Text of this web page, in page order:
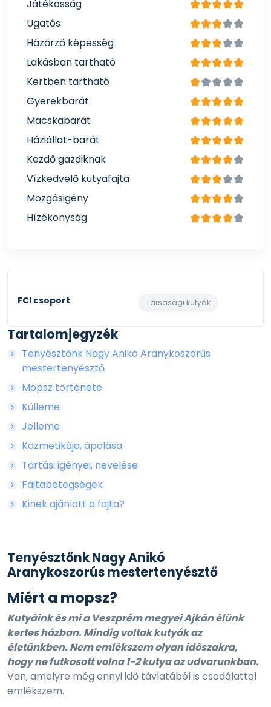
Játékosság
Ugatós
Házőrző képesség
Lakásban tartható
Kertben tartható
Gyerekbarát
Macskabarát
Háziállat-barát
Kezdő gazdiknak
Vízkedvelő kutyafajta
Mozgásigény
Hízékonyság
FCI csoport Társasági kutyák
Tartalomjegyzék
Tenyésztőnk Nagy Anikó Aranykoszorús
mestertenyésztő
Mopsz története
Külleme
Jelleme
Kozmetikája, ápolása
Tartási igényei, nevelése
Fajtabetegségek
Kinek ajánlott a fajta?
Tenyésztőnk Nagy Anikó
Aranykoszorús mestertenyésztő
Miért a mopsz?
Kutyáink és mi a Veszprém megyei Ajkán élünk
kertes házban. Mindig voltak kutyák az
életünkben. Nem emlékszem olyan időszakra,
hogy ne futkosott volna 1-2 kutya az udvarunkban.
Van, amelyre még ennyi idő távlatából is csodálattal
emlékszem.